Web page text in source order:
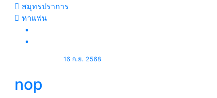
สมุทรปราการ
หาแฟน
16 ก.ย. 2568
nop